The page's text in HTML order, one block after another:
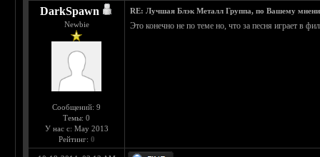
DarkSpawn
Newbie
Сообщений: 9
Темы: 0
У нас с: May 2013
Рейтинг: 0
RE: Лучшая Блэк Металл Группа, по Вашему
Это конечно не по теме но, что за песня играет в